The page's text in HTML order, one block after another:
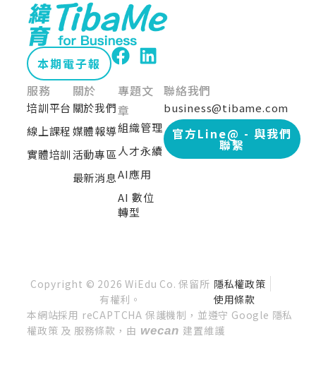
本期電子報
服務
培訓平台
線上課程
實體培訓
關於
關於我們
媒體報導
活動專區
最新消息
專題文
章
組織管理
人才永續
AI應用
AI 數位
轉型
聯絡我們
business@tibame.com
官方Line@ - 與我們
聯繫
Copyright © 2026 WiEdu Co. 保留所
有權利。
隱私權政策
使用條款
本網站採用 reCAPTCHA 保護機制，並遵守 Google 隱私
權政策 及 服務條款，由 wecan 建置維護